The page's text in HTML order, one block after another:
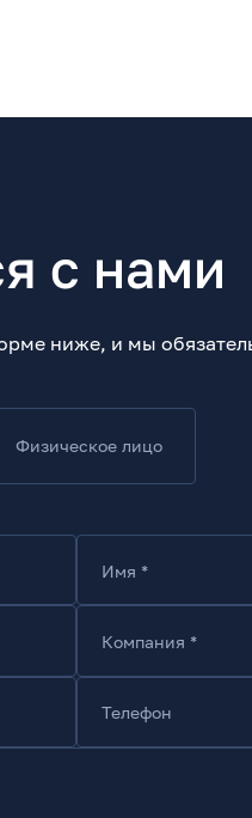
с нами
ниже, и мы
Физическое лицо
Имя *
Компания *
Телефон